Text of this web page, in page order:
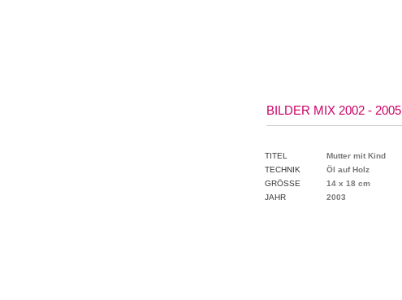
BILDER MIX 2002 - 2005
TITEL
Mutter mit Kind
TECHNIK
Öl auf Holz
GRÖSSE
14 x 18 cm
JAHR
2003